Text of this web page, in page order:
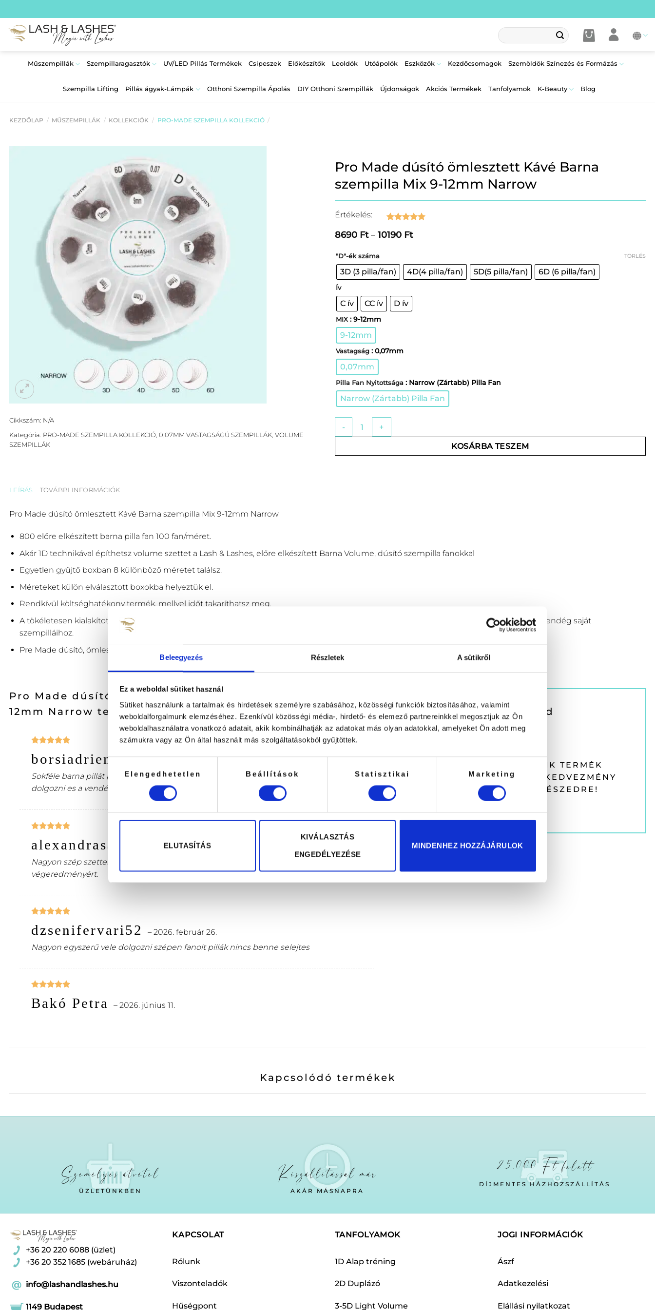
Beleegyezés Részletek A sütikről
Ez a weboldal sütiket használ
Sütiket használunk a tartalmak és hirdetések személyre szabásához, közösségi funkciók biztosításához, valamint
weboldalforgalmunk elemzéséhez. Ezenkívül közösségi média-, hirdető- és elemező partnereinkkel megosztjuk az Ön
weboldalhasználatra vonatkozó adatait, akik kombinálhatják az adatokat más olyan adatokkal, amelyeket Ön adott meg
számukra vagy az Ön által használt más szolgáltatásokból gyűjtöttek.
Hozzájárulás
kiválasztása
Elengedhetetlen Beállítások Statisztikai Marketing
ELUTASÍTÁS
KIVÁLASZTÁS
ENGEDÉLYEZÉSE
MINDENHEZ HOZZÁJÁRULOK
to
content
Keresés
a
Műszempillák
Szempillaragasztók UV/LED Pillás Termékek Csipeszek Előkészítők Leoldók Utóápolók Eszközök Kezdőcsomagok Szemöldök Színezés és Formázás
Szempilla Lifting Pillás ágyak-Lámpák Otthoni Szempilla Ápolás DIY Otthoni Szempillák Újdonságok Akciós Termékek Tanfolyamok K-Beauty Blog
KEZDŐLAP / MŰSZEMPILLÁK / KOLLEKCIÓK / PRO-MADE SZEMPILLA KOLLEKCIÓ /
Cikkszám: N/A
Kategória: PRO-MADE SZEMPILLA KOLLEKCIÓ 0,07MM VASTAGSÁGÚ SZEMPILLÁK VOLUME
SZEMPILLÁK
Pro Made dúsító ömlesztett Kávé Barna
szempilla Mix 9-12mm Narrow
Értékelés:
az 5-ből,
8690 Ft – 10190 FtÁrtartomány:
"D"-ék száma
3D (3 pilla/fan) 4D(4 pilla/fan) 5D(5 pilla/fan) 6D (6 pilla/fan)
Ív
C ív CC ív D ív
MIX : 9-12mm
9-12mm
Vastagság : 0,07mm
0,07mm
Pilla Fan Nyitottsága : Narrow (Zártabb) Pilla Fan
Narrow (Zártabb) Pilla Fan
TÖRLÉS
Pro Made dúsító ömlesztett Kávé Barna szempilla Mix 9-12mm Narrow mennyiség
KOSÁRBA TESZEM
LEÍRÁS TOVÁBBI INFORMÁCIÓK
Pro Made dúsító ömlesztett Kávé Barna szempilla Mix 9-12mm Narrow
800 előre elkészített barna pilla fan 100 fan/méret.
Akár 1D technikával építhetsz volume szettet a Lash & Lashes, előre elkészített Barna Volume, dúsító szempilla fanokkal
Egyetlen gyűjtő boxban 8 különböző méretet találsz.
Méreteket külön elválasztott boxokba helyeztük el.
Rendkívül költséghatékony termék, mellyel időt takaríthatsz meg.
A tökéletesen kialakított 3D, 4D, 5D, 6D szempilla fanok, C-CC-D ívben, hőillesztett szára kevesebb ragasztóval is tökéletesen illeszkedik a vendég saját
szempilláihoz.
Pre Made dúsító, ömlesztett szempilla hossz méret összeállítás: 1x9mm, 2x10mm, 3x11mm, 2x12mm
Pro Made dúsító ömlesztett Kávé Barna szempilla Mix 9-
12mm Narrow termékről 4 értékelés
5/ 5
borsiadrienn
Sokféle barna pillát próbáltam már, de szettben ez mutat a legszebben. Könnyű vele
dolgozni es a vendégeim is nagyon szeretik a végeredményt!
5/ 5
alexandrasafrany0– 2026. február 6.
Nagyon szép szetteket lehet vele készíteni. Vendégeim odáig vannak a
végeredményért.
5/ 5
dzsenifervari52 – 2026. február 26.
Nagyon egyszerű vele dolgozni szépen fanolt pillák nincs benne selejtes
5/ 5
Bakó Petra – 2026. június 11.
Mondd el a véleményed
Vélemény írásához lépj beelőbb.
FIGYELEM A HARMADIK TERMÉK
ÉRÉTKELÉSE UTÁN EGY KEDVEZMÉNY
KUPONT KÜLDÜNK RÉSZEDRE!
Kapcsolódó termékek
Személyes átvétel
ÜZLETÜNKBEN
Kiszállítással már
AKÁR MÁSNAPRA
25.000 Ft felett
DÍJMENTES HÁZHOZSZÁLLÍTÁS
+36 20 220 6088 (üzlet)
+36 20 352 1685 (webáruház)
info@lashandlashes.hu
1149 Budapest
KAPCSOLAT
Rólunk
Viszonteladók
Hűségpont
TANFOLYAMOK
1D Alap tréning
2D Duplázó
3-5D Light Volume
JOGI INFORMÁCIÓK
Ászf
Adatkezelési
Elállási nyilatkozat